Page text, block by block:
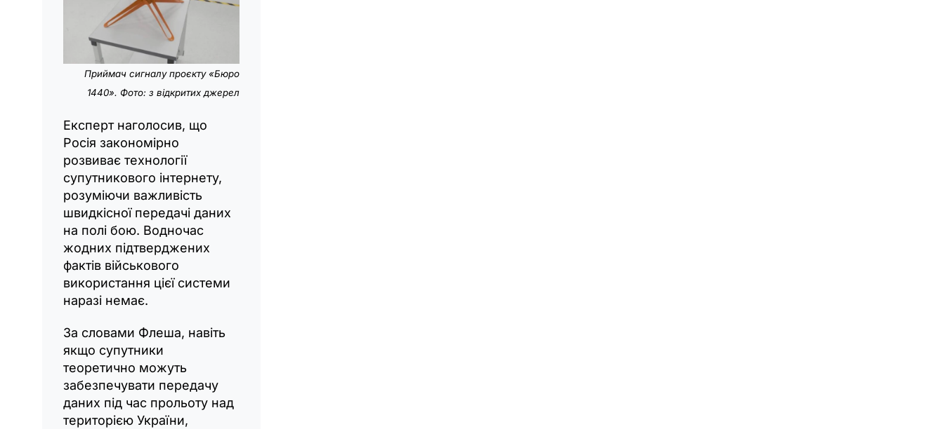
Приймач сигналу проєкту «Бюро
1440». Фото: з відкритих джерел
Експерт наголосив, що
Росія закономірно
розвиває технології
супутникового інтернету,
розуміючи важливість
швидкісної передачі даних
на полі бою. Водночас
жодних підтверджених
фактів військового
використання цієї системи
наразі немає.
За словами Флеша, навіть
якщо супутники
теоретично можуть
забезпечувати передачу
даних під час прольоту над
територією України,